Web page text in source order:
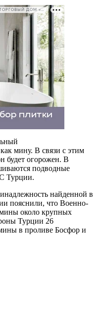
РЕКЛАМА • ООО СТРОИТЕЛЬНЫЙ ТОРГОВЫЙ ДОМ «ПЕТРОВИЧ». ИНН: 7802348846
мину. В связи с этим
будет огорожен. В
подводные
Турции.
найденной в
пояснили, что Военно-
около крупных
Турции 26
в проливе Босфор и